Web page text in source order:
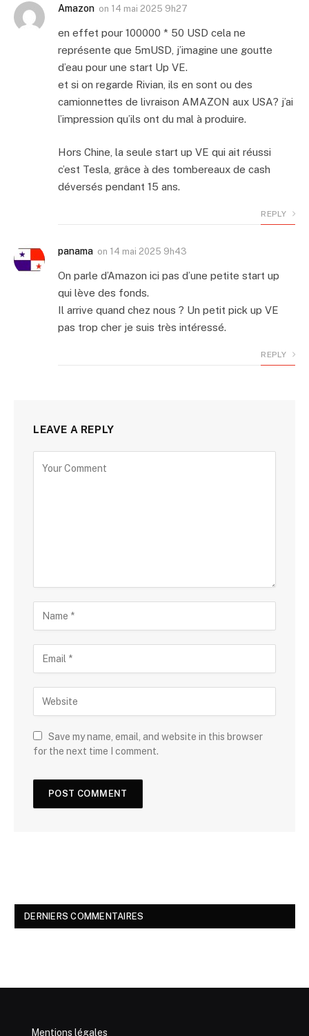
Amazon on 14 mai 2025 9h27
en effet pour 100000 * 50 USD cela ne
représente que 5mUSD, j’imagine une goutte
d’eau pour une start Up VE.
et si on regarde Rivian, ils en sont ou des
camionnettes de livraison AMAZON aux USA? j’ai
l’impression qu’ils ont du mal à produire.
Hors Chine, la seule start up VE qui ait réussi
c’est Tesla, grâce à des tombereaux de cash
déversés pendant 15 ans.
REPLY
panama on 14 mai 2025 9h43
On parle d’Amazon ici pas d’une petite start up
qui lève des fonds.
Il arrive quand chez nous ? Un petit pick up VE
pas trop cher je suis très intéressé.
REPLY
LEAVE A REPLY
Save my name, email, and website in this browser
for the next time I comment.
DERNIERS COMMENTAIRES
Mentions légales